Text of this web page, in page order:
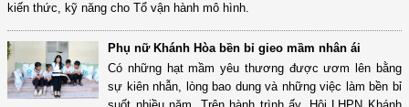
kiến thức, kỹ năng cho Tổ vận hành mô hình.
Phụ nữ Khánh Hòa bền bỉ gieo mầm nhân ái
Có những hạt mầm yêu thương được ươm lên bằng
sự kiên nhẫn, lòng bao dung và những việc làm bền bỉ